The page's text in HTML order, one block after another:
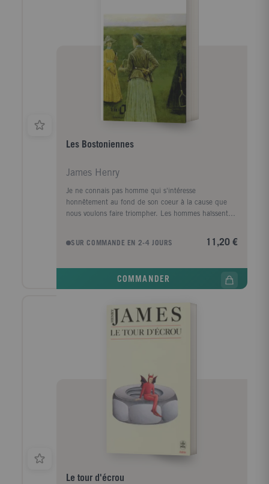
Les Bostoniennes
James Henry
Je ne connais pas homme qui s'intéresse
honnêtement au fond de son coeur à la cause que
nous voulons faire triompher. Les hommes haïssent
essayent de l'anéantir partout où ils la rencontrent...
Le monde regorge de beaux messieurs qui seraient
leur égoïsme, leurs intérêts, ou leur immoralité - et je
deveniez - ce serait une fameuse victoire pour l'un
d'entre eux de réussir à vous persuader qu'il vous
aime. C'est alors que vous verrez ce qu'il fera de vous
et à quelles extrémités son amour l'entraînera !
SUR COMMANDE EN 2-4 JOURS 11,20 €
COMMANDER
Le tour d'écrou